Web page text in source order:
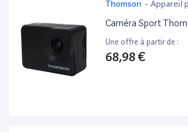
Thomson - Appareil
Caméra Sport
Une offre à partir de :
68,98 €